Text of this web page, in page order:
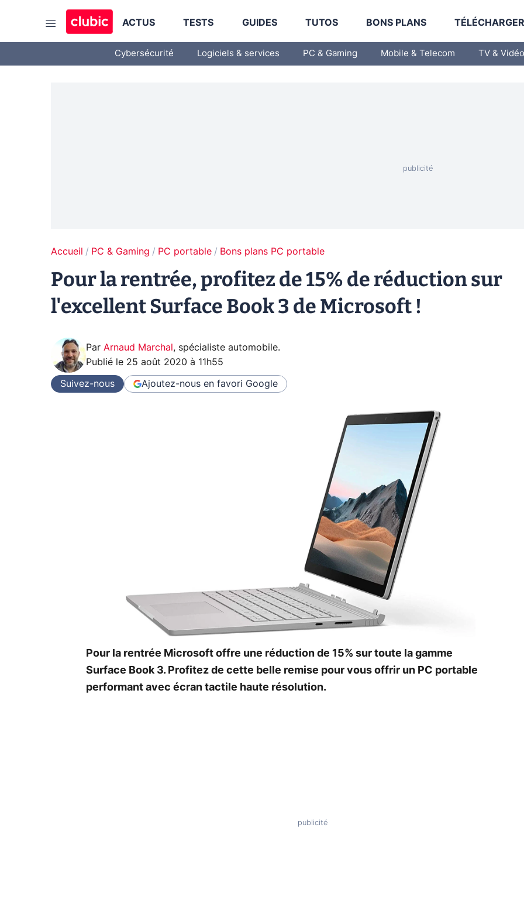
ACTUS TESTS GUIDES TUTOS BONS PLANS TÉLÉCHARGER
Cybersécurité Logiciels & services PC & Gaming Mobile & Telecom TV & Vidéo
Accueil PC & Gaming PC portable Bons plans PC portable
Pour la rentrée, profitez de 15% de réduction sur
l'excellent Surface Book 3 de Microsoft !
Par Arnaud Marchal , spécialiste automobile.
Publié le 25 août 2020 à 11h55
Suivez-nous Ajoutez-nous en favori Google
Pour la rentrée Microsoft offre une réduction de 15% sur toute la gamme
Surface Book 3. Profitez de cette belle remise pour vous offrir un PC portable
performant avec écran tactile haute résolution.